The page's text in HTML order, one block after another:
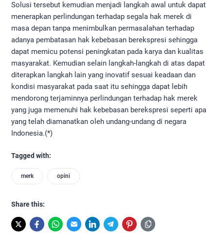
Solusi tersebut kemudian menjadi langkah awal untuk dapat
menerapkan perlindungan terhadap segala hak merek di
masa depan tanpa menimbulkan permasalahan terhadap
adanya pembatasan hak kebebasan berekspresi sehingga
dapat memicu potensi peningkatan pada karya dan kualitas
masyarakat. Kemudian selain langkah-langkah di atas dapat
diterapkan langkah lain yang inovatif sesuai keadaan dan
kondisi masyarakat pada saat itu sehingga dapat lebih
mendorong terjaminnya perlindungan terhadap hak merek
yang juga memenuhi hak kebebasan berekspresi seperti apa
yang telah diamanatkan oleh undang-undang di negara
Indonesia.(*)
Tagged with:
merk opini
Share this: